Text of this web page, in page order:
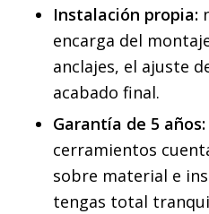
Instalación propia:
encarga del
anclajes, el ajuste
acabado final.
Garantía de 5 años:
cerramientos
sobre material e
tengas total